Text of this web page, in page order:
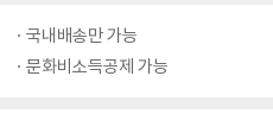
국내배송만 가능
문화비소득공제 가능